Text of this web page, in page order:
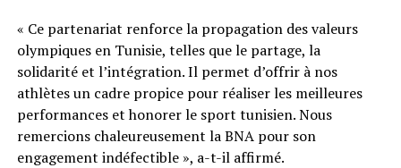
« Ce partenariat renforce la propagation des valeurs
olympiques en Tunisie, telles que le partage, la
solidarité et l’intégration. Il permet d’offrir à nos
athlètes un cadre propice pour réaliser les meilleures
performances et honorer le sport tunisien. Nous
remercions chaleureusement la BNA pour son
engagement indéfectible », a-t-il affirmé.